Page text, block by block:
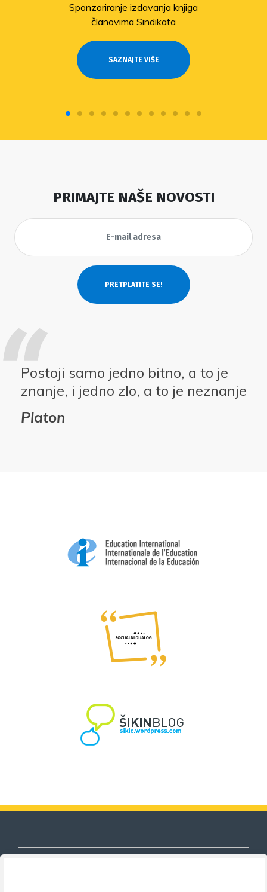
Sponzoriranje izdavanja knjiga
članovima Sindikata
SAZNAJTE VIŠE
PRIMAJTE NAŠE NOVOSTI
Postoji samo jedno bitno, a to je
znanje, i jedno zlo, a to je neznanje
Platon